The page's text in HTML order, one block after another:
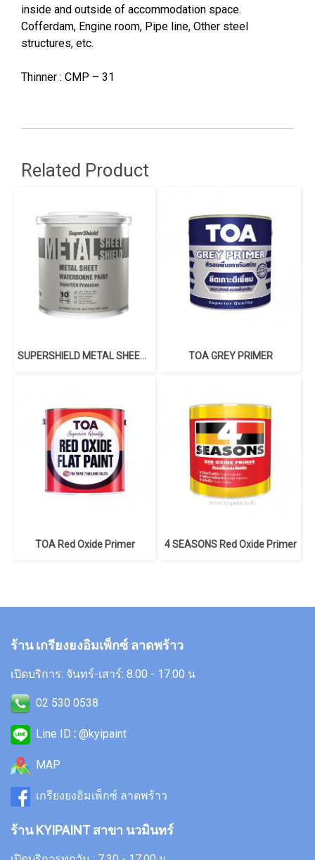
inside and outside of accommodation space.
Cofferdam, Engine room, Pipe line, Other steel
structures, etc.
Thinner : CMP – 31
Related Product
SUPERSHIELD METAL SHEET SHIELD WATERBORNE METAL SHEET PAINT TOA GREY PRIMER
TOA Red Oxide Primer 4 SEASONS Red Oxide Primer
ร้าน เกรียงยงอิมเพ็กซ์ ลาดพร้าว
เปิดบริการ: จันทร์-เสาร์: 8.00 - 17.00 น
02 530 0538
Line ID : @kyipaint
MAP
เกรียงยงอิมเพ็กซ์ ลาดพร้าว
ร้าน KYIPAINT สาขา นวมินทร์